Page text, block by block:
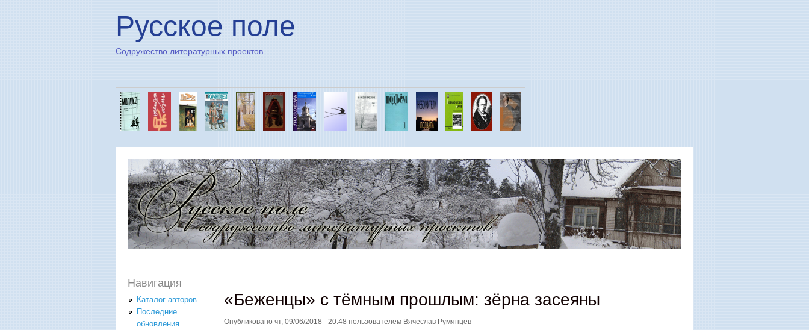
Русское поле
Содружество литературных проектов
«Беженцы» с тёмным прошлым: зёрна засеяны
Опубликовано чт, 09/06/2018 - 20:48 пользователем Вячеслав Румянцев
Навигация
Каталог авторов
Последние
обновления